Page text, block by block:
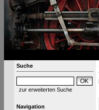
Suche
zur erweiterten Suche
Navigation